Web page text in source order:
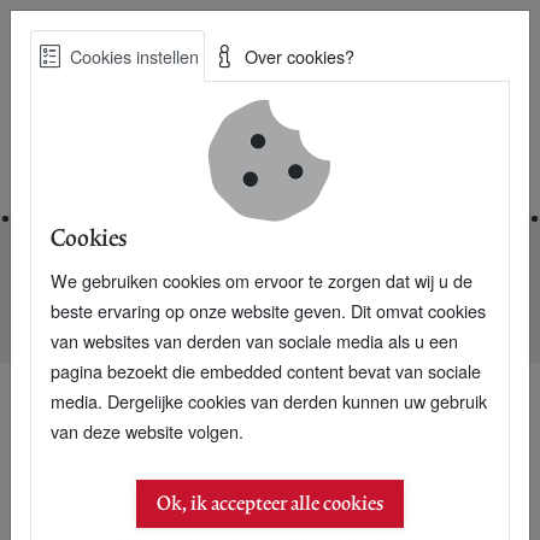
Skip
Best Practices voor een duurzame toekomst
Nieuwsarchief
Epyon laadt elektrisch voertuig binnen kwartier op
13 september 2007
Epyon laadt elektrisch
Cookies instellen Over cookies?
Cookies
We gebruiken cookies om ervoor te zorgen dat wij u de
beste ervaring op onze website geven. Dit omvat cookies
van websites van derden van sociale media als u een
pagina bezoekt die embedded content bevat van sociale
media. Dergelijke cookies van derden kunnen uw gebruik
van deze website volgen.
Ok, ik accepteer alle cookies